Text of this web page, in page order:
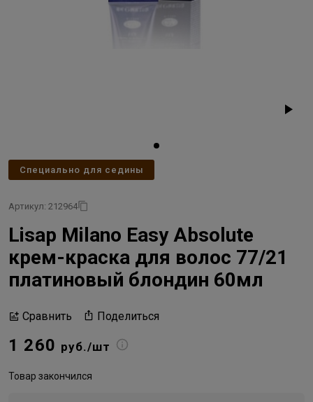
Специально для седины
Артикул: 212964
Lisap Milano Easy Absolute
крем-краска для волос 77/21
платиновый блондин 60мл
Сравнить Поделиться
1 260 руб./шт
Товар закончился